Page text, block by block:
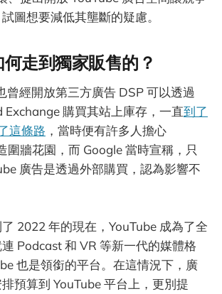
圖想要減低其壟斷的疑慮。
走到獨家販售的？
曾經開放第三方廣告 DSP 可以透過
購買其站上庫存，一直到了
這條路 ，當時便有許多人擔心
圍牆花園，而 Google 當時宣稱，只
廣告是透過外部購買，認為影響不
2022 年的現在，YouTube 成為了全
Podcast 和 VR 等新一代的媒體格
也是領銜的平台。在這情況下，廣
預算到 YouTube 平台上，更別提